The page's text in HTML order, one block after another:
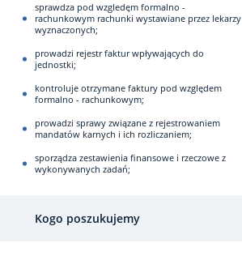
sprawdza pod wzgledęm formalno -
rachunkowym rachunki wystawiane przez lekarzy
wyznaczonych;
prowadzi rejestr faktur wpływających do
jednostki;
kontroluje otrzymane faktury pod względem
formalno - rachunkowym;
prowadzi sprawy związane z rejestrowaniem
mandatów karnych i ich rozliczaniem;
sporządza zestawienia finansowe i rzeczowe z
wykonywanych zadań;
Kogo poszukujemy